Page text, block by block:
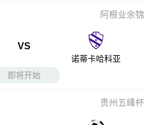
阿根业余锦
VS
诺蒂卡哈科亚
即将开始
贵州五峰杯